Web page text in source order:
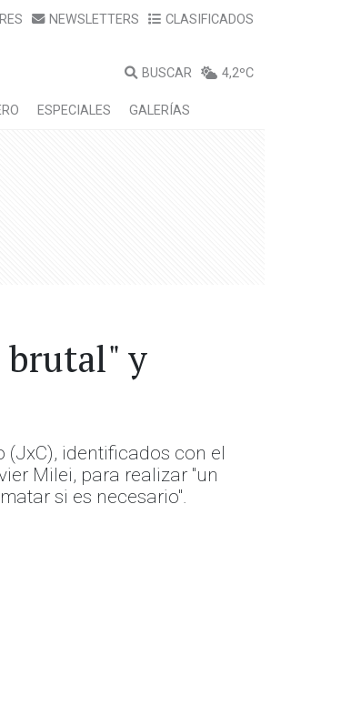
NEWSLETTERS CLASIFICADOS
BUSCAR 4,2ºC
ESPECIALES GALERÍAS
brutal" y
(JxC), identificados con el
MiIei, para realizar "un
si es necesario".